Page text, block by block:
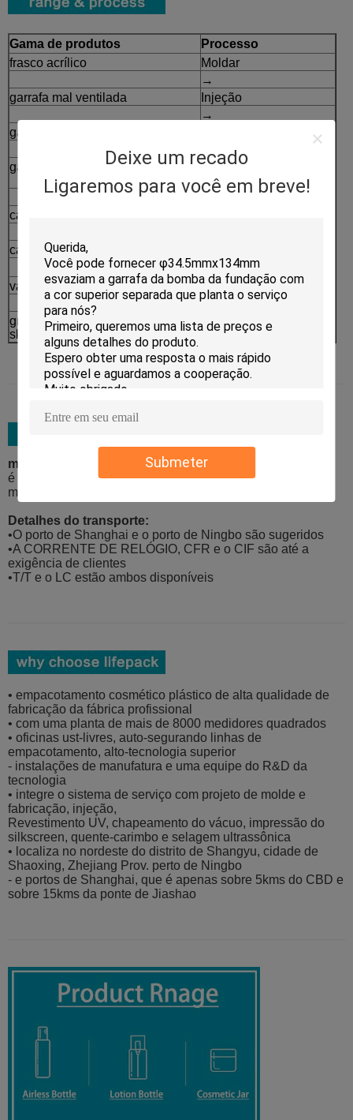
Deixe um recado
Ligaremos para você em breve!
Submeter
Gama de produtos
Processo
frasco acrílico
Moldar
→
garrafa mal ventilada
Injeção
→
garrafa da loção
Paiting e chapeamento
garrafa da bomba
Impressão de tela de
seda
caixa fraca do pó
caixa do coxim
vara de desodorizante
grupo de empacotamento do
skincare
material de embalagem:
é amarrado cinco caixas da exportação da camada com
materiais da espuma e serviço extra da pálete disponível
Detalhes do transporte:
•O porto de Shanghai e o porto de Ningbo são sugeridos
•A CORRENTE DE RELÓGIO, CFR e o CIF são até a
exigência de clientes
•T/T e o LC estão ambos disponíveis
• empacotamento cosmético plástico de alta qualidade de
fabricação da fábrica profissional
• com uma planta de mais de 8000 medidores quadrados
• oficinas ust-livres, auto-segurando linhas de
empacotamento, alto-tecnologia superior
- instalações de manufatura e uma equipe do R&D da
tecnologia
• integre o sistema de serviço com projeto de molde e
fabricação, injeção,
Revestimento UV, chapeamento do vácuo, impressão do
silkscreen, quente-carimbo e selagem ultrassônica
• localiza no nordeste do distrito de Shangyu, cidade de
Shaoxing, Zhejiang Prov. perto de Ningbo
- e portos de Shanghai, que é apenas sobre 5kms do CBD e
sobre 15kms da ponte de Jiashao